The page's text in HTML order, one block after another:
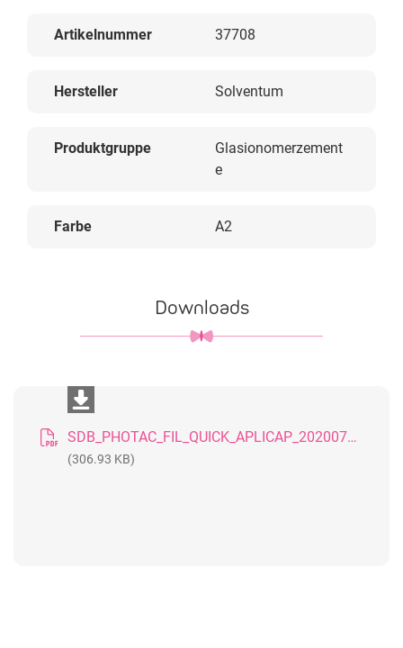
Artikelnummer 37708
Hersteller Solventum
Produktgruppe
Glasionomerzement
e
Farbe A2
Downloads
SDB_PHOTAC_FIL_QUICK_APLICAP_20200727_DE
(306.93 KB)